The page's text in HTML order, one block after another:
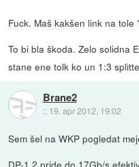
Fuck. Maš kakšen link na tole
To bi bla škoda. Zelo solidna
stane ene tolk ko un 1:3
Brane2
:: 19. apr 2012, 19:02
Sem šel na WKP pogledat
DP-1.2 pride do 17Gb/s